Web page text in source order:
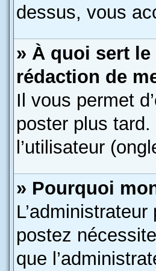
dessus, vous
» À quoi sert
rédaction de
Il vous permet
poster plus
l’utilisateur
» Pourquoi
postez
que